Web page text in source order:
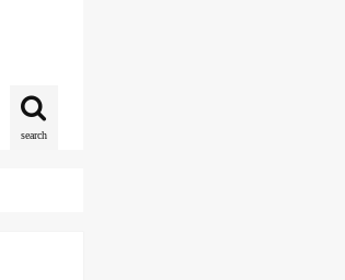
search